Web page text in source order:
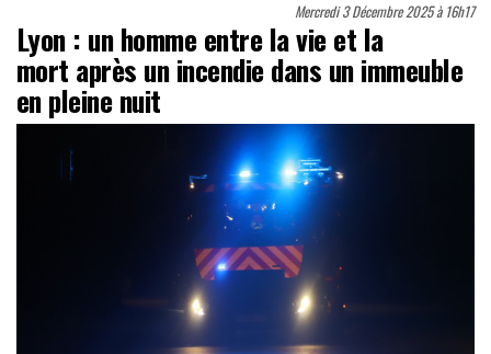
Mercredi 3 Décembre 2025 à 16h17
Lyon : un homme entre la vie et la
mort après un incendie dans un immeuble
en pleine nuit